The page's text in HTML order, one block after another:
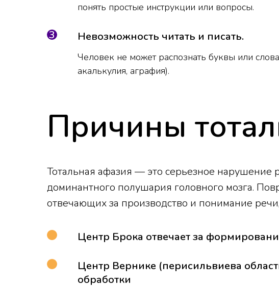
понять простые инструкции или вопросы.
Невозможность читать и писать.
Человек не может распознать буквы или
акалькулия, аграфия).
Причины
Тотальная афазия — это серьезное
доминантного полушария головного мозга.
отвечающих за производство и понимание
Центр Брока отвечает за
Центр Вернике (перисильвиева
обработки